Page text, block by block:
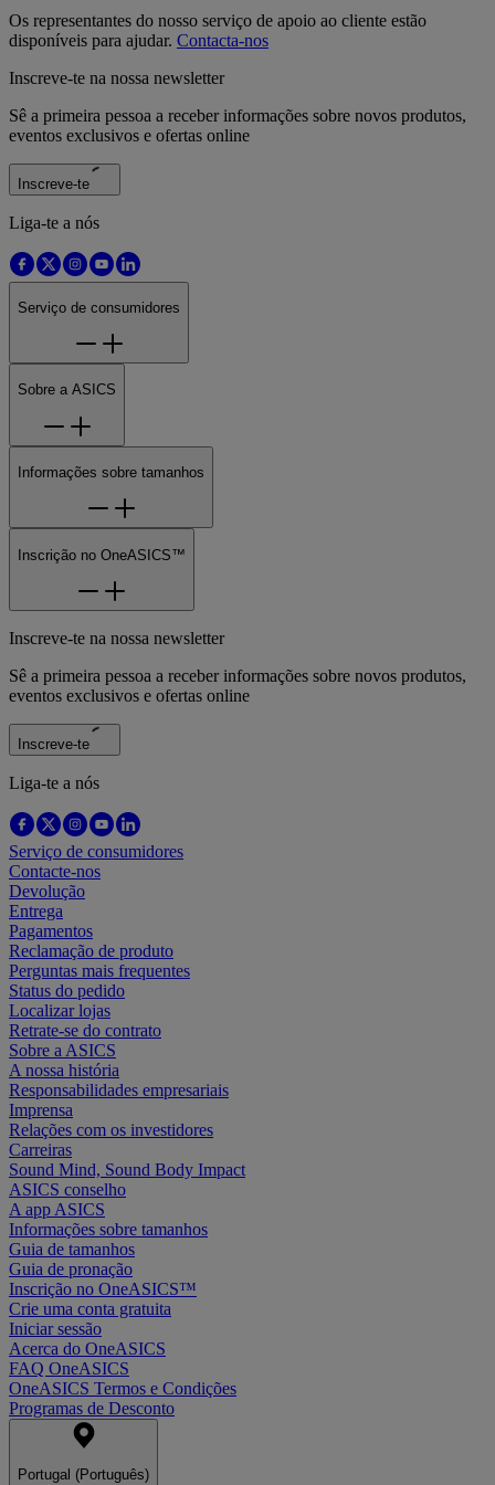
Os representantes do nosso serviço de apoio ao cliente estão
disponíveis para ajudar. Contacta-nos
Inscreve-te na nossa newsletter
Sê a primeira pessoa a receber informações sobre novos produtos,
eventos exclusivos e ofertas online
Inscreve-te
Liga-te a nós
Serviço de consumidores
Sobre a ASICS
Informações sobre tamanhos
Inscrição no OneASICS™
Inscreve-te na nossa newsletter
Sê a primeira pessoa a receber informações sobre novos produtos,
eventos exclusivos e ofertas online
Inscreve-te
Liga-te a nós
Serviço de consumidores
Contacte-nos
Devolução
Entrega
Pagamentos
Reclamação de produto
Perguntas mais frequentes
Status do pedido
Localizar lojas
Retrate-se do contrato
Sobre a ASICS
A nossa história
Responsabilidades empresariais
Imprensa
Relações com os investidores
Carreiras
Sound Mind, Sound Body Impact
ASICS conselho
A app ASICS
Informações sobre tamanhos
Guia de tamanhos
Guia de pronação
Inscrição no OneASICS™
Crie uma conta gratuita
Iniciar sessão
Acerca do OneASICS
FAQ OneASICS
OneASICS Termos e Condições
Programas de Desconto
Portugal (Português)